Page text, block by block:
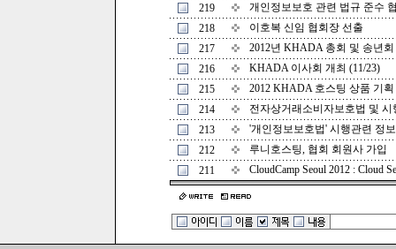
219
개인정보보호 관련 법규 준수
218
이호복 신임 협회장 선출
217
2012년 KHADA 총회 및 송년회
216
KHADA 이사회 개최 (11/23)
215
2012 KHADA 호스팅 상품 기
214
전자상거래소비자보호법 및
213
'개인정보보호법' 시행관련 정
212
루니호스팅, 협회 회원사 가입
211
CloudCamp Seoul 2012 : Cloud